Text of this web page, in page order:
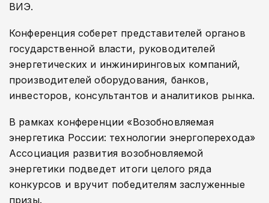
ВИЭ.
Конференция соберет представителей органов
государственной власти, руководителей
энергетических и инжиниринговых компаний,
производителей оборудования, банков,
инвесторов, консультантов и аналитиков рынка.
В рамках конференции «Возобновляемая
энергетика России: технологии энергоперехода»
Ассоциация развития возобновляемой
энергетики подведет итоги целого ряда
конкурсов и вручит победителям заслуженные
призы.